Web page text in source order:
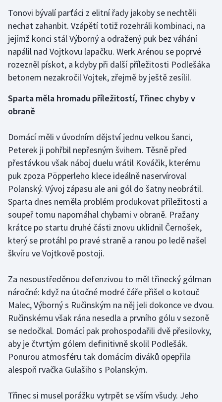
Krasobruslení
Lezení
Lyže a snowboard
Moderní pětiboj
Motorsport
Olympijské hry
Parasport
Plavání
Plážový volejbal
Ragby
Rychlobruslení
Rychlostní kanoistika
Short track
Sportovní střelba
Stolní tenis
Triatlon
Veslování
Tonovi bývalí parťáci z elitní řady jakoby se nechtěli
nechat zahanbit. Vzápětí totiž rozehráli kombinaci, na
jejímž konci stál Výborný a odražený puk bez váhání
napálil nad Vojtkovu lapačku. Werk Arénou se poprvé
rozezněl pískot, a kdyby při další příležitosti Podlešáka
betonem nezakročil Vojtek, zřejmě by ještě zesílil.
Sparta měla hromadu příležitostí, Třinec chyby v
obraně
Domácí měli v úvodním dějství jednu velkou šanci,
Peterek ji pohřbil nepřesným švihem. Těsně před
přestávkou však náboj duelu vrátil Kováčik, kterému
puk zpoza Pöpperleho klece ideálně naservíroval
Polanský. Vývoj zápasu ale ani gól do šatny neobrátil.
Sparta dnes neměla problém produkovat příležitosti a
soupeř tomu napomáhal chybami v obraně. Pražany
krátce po startu druhé části znovu uklidnil Černošek,
který se protáhl po pravé straně a ranou po ledě našel
škvíru ve Vojtkově postoji.
Za nesoustředěnou defenzivou to měl třinecký gólman
náročné: když na útočné modré čáře přišel o kotouč
Malec, Výborný s Ručinským na něj jeli dokonce ve dvou.
Ručinskému však rána nesedla a prvního gólu v sezoně
se nedočkal. Domácí pak prohospodařili dvě přesilovky,
aby je čtvrtým gólem definitivně skolil Podlešák.
Ponurou atmosféru tak domácím diváků opepřila
alespoň rvačka Gulašiho s Polanským.
Třinec si musel porážku vytrpět se vším všudy. Jeho